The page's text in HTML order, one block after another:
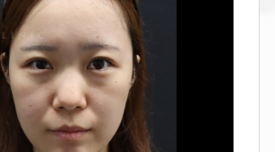
右差が生じることがあります。
迫不足や体質により、硬さ・しこり
が長引く場合があります。
瘢痕が目立つことがあります（体質
による）。
鼻テスリフト